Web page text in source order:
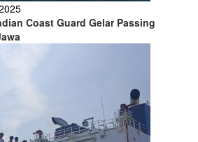
Coast Guard Gelar Passing